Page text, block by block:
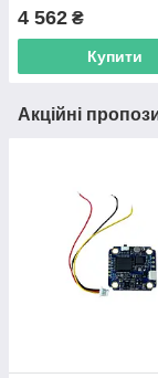
4 562 ₴
Купити
Акційні